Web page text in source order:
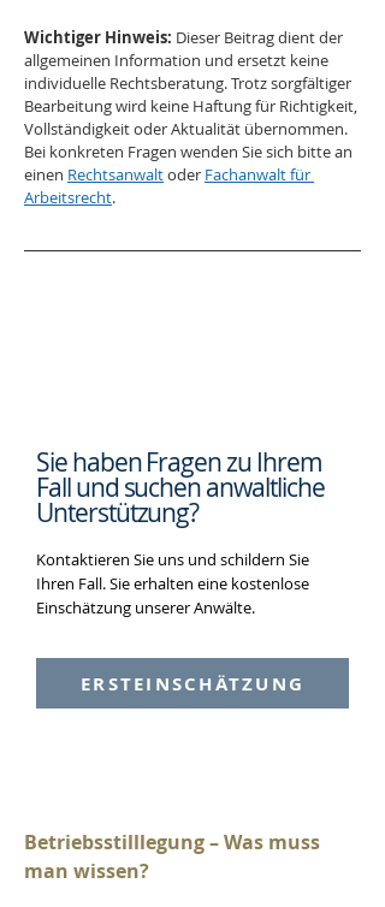
Wichtiger Hinweis: Dieser Beitrag dient der
allgemeinen Information und ersetzt keine
individuelle Rechtsberatung. Trotz sorgfältiger
Bearbeitung wird keine Haftung für Richtigkeit,
Vollständigkeit oder Aktualität übernommen.
Bei konkreten Fragen wenden Sie sich bitte an
einen Rechtsanwalt oder Fachanwalt für
Arbeitsrecht.
Sie haben Fragen zu Ihrem
Fall und suchenanwaltliche
Unterstützung?
Kontaktieren Sie uns und schildern Sie
Ihren Fall. Sie erhalten eine kostenlose
Einschätzung unserer Anwälte.
ERSTEINSCHÄTZUNG
Betriebsstilllegung – Was muss
man wissen?